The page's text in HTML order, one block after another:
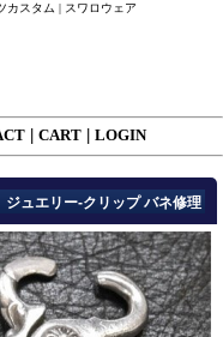
カスタム | スワロウェア
CART LOGIN
ジュエリー-クリップ バネ修理